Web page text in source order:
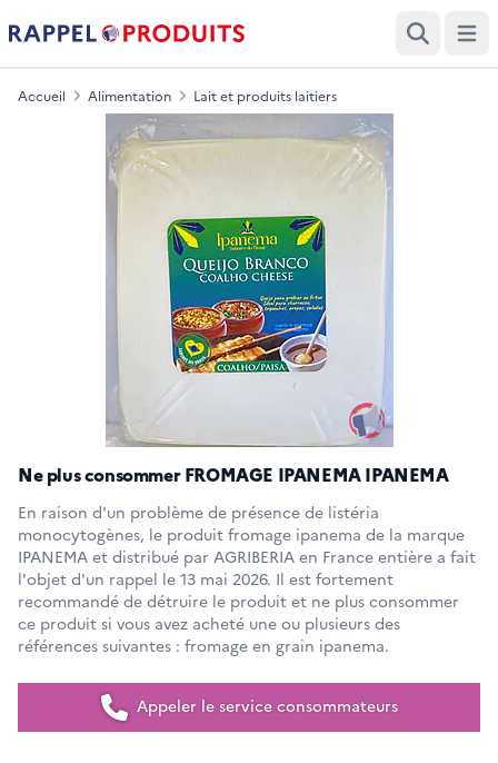
Accueil Alimentation Lait et produits laitiers
Ne plus consommer FROMAGE IPANEMA IPANEMA
En raison d'un problème de présence de listéria
monocytogènes, le produit fromage ipanema de la marque
IPANEMA et distribué par AGRIBERIA en France entière a fait
l'objet d'un rappel le 13 mai 2026. Il est fortement
recommandé de détruire le produit et ne plus consommer
ce produit si vous avez acheté une ou plusieurs des
références suivantes : fromage en grain ipanema.
Appeler le service consommateurs